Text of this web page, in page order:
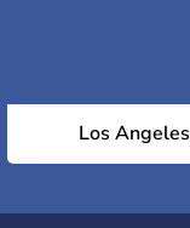
Los Angeles